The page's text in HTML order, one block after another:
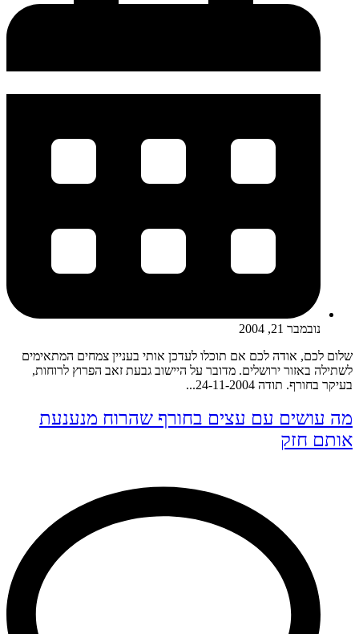
נובמבר 21, 2004
שלום לכם, אודה לכם אם תוכלו לעדכן אותי בעניין צמחים המתאימים
לשתילה באזור ירושלים. מדובר על היישוב גבעת זאב הפרוץ לרוחות,
בעיקר בחורף. תודה 24-11-2004...
מה עושים עם עצים בחורף שהרוח מנענעת
אותם חזק